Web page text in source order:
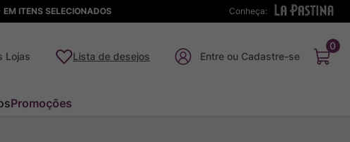
Conheça:
EM ITENS SELECIONADOS
Lojas Lista de desejos
0
Promoções